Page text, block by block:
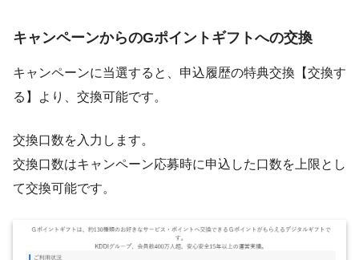
キャンペーンからのGポイントギフトへの交換
キャンペーンに当選すると、申込履歴の特典交換【交換す
る】より、交換可能です。
交換口数を入力します。
交換口数はキャンペーン応募時に申込した口数を上限とし
て交換可能です。